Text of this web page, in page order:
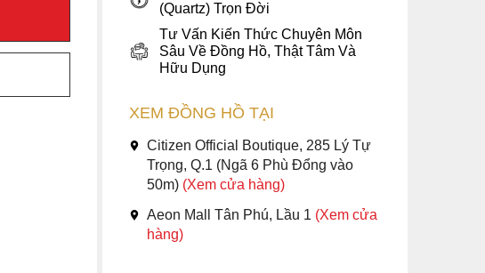
(Quartz) Trọn Đời
Tư Vấn Kiến Thức Chuyên Môn
Sâu Về Đồng Hồ, Thật Tâm Và
Hữu Dụng
XEM ĐỒNG HỒ TẠI
Citizen Official Boutique, 285 Lý Tự
Trọng, Q.1 (Ngã 6 Phù Đổng vào
50m) (Xem cửa hàng)
Aeon Mall Tân Phú, Lầu 1 (Xem cửa
hàng)